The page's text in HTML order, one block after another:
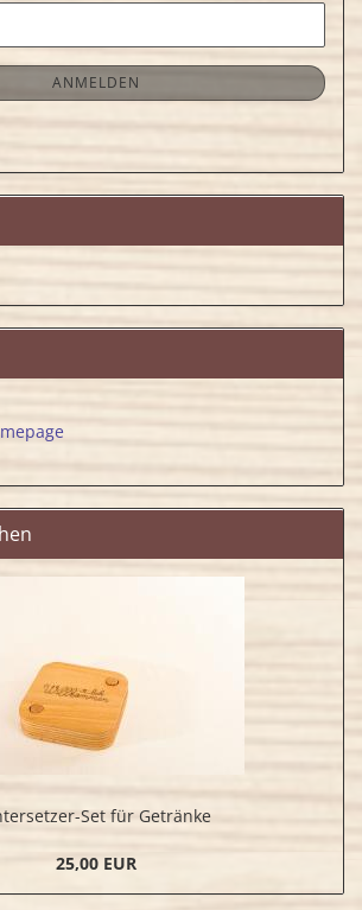
ANMELDEN
Set für Getränke
25,00 EUR